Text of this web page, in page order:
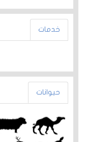
خدمات
حيوانات